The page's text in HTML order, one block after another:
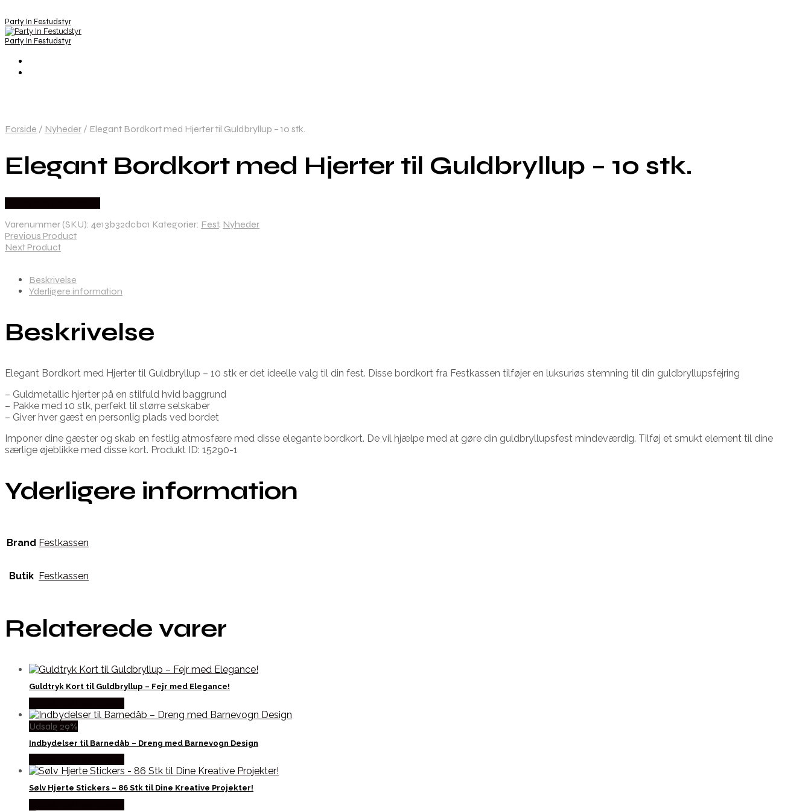
Party In Festudstyr
Party In Festudstyr
Forside / Nyheder / Elegant Bordkort med Hjerter til Guldbryllup – 10 stk.
Elegant Bordkort med Hjerter til Guldbryllup – 10 stk.
Varenummer (SKU): 4e13b32dcbc1 Kategorier: Fest, Nyheder
Previous Product
Next Product
Beskrivelse
Yderligere information
Beskrivelse
Elegant Bordkort med Hjerter til Guldbryllup – 10 stk er det ideelle valg til din fest. Disse bordkort fra Festkassen tilføjer en luksuriøs stemning til din guldbryllupsfejring
– Guldmetallic hjerter på en stilfuld hvid baggrund
– Pakke med 10 stk, perfekt til større selskaber
– Giver hver gæst en personlig plads ved bordet
Imponer dine gæster og skab en festlig atmosfære med disse elegante bordkort. De vil hjælpe med at gøre din guldbryllupsfest mindeværdig. Tilføj et smukt element til dine
særlige øjeblikke med disse kort. Produkt ID: 15290-1
Yderligere information
Brand Festkassen
Butik Festkassen
Relaterede varer
Guldtryk Kort til Guldbryllup – Fejr med Elegance!
Udsalg 29%
Indbydelser til Barnedåb – Dreng med Barnevogn Design
Sølv Hjerte Stickers – 86 Stk til Dine Kreative Projekter!